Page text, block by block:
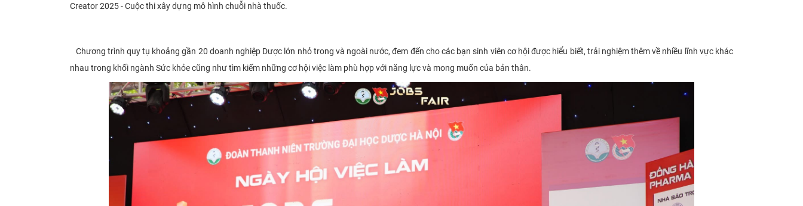
Creator 2025 - Cuộc thi xây dựng mô hình chuỗi nhà thuốc.
Chương trình quy tụ khoảng gần 20 doanh nghiệp Dược lớn nhỏ trong và ngoài nước, đem đến cho các bạn sinh viên cơ hội được hiểu biết, trải nghiệm thêm về nhiều lĩnh vực khác
nhau trong khối ngành Sức khỏe cũng như tìm kiếm những cơ hội việc làm phù hợp với năng lực và mong muốn của bản thân.